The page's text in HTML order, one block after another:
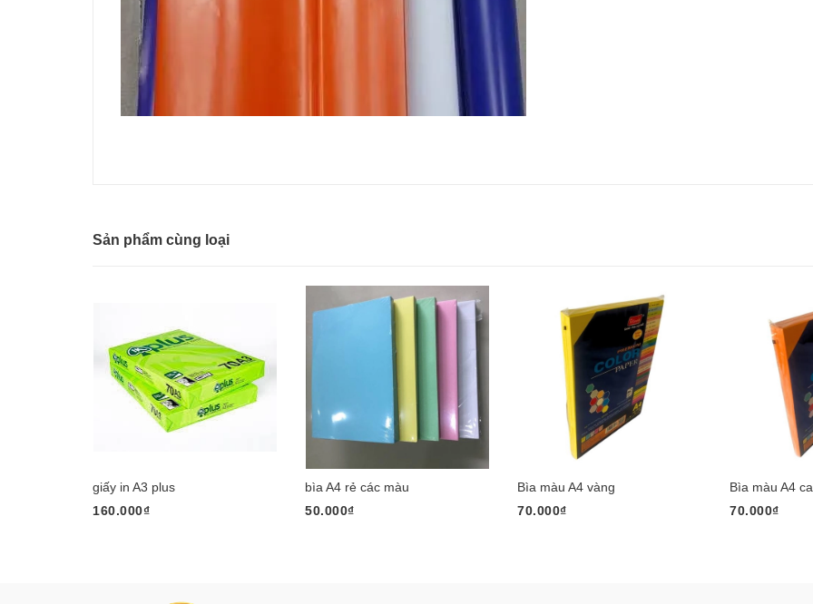
Sản phẩm cùng loại
giấy in A3 plus
160.000₫
bìa A4 rẻ các màu
50.000₫
Bìa màu A4 vàng
70.000₫
Bìa màu A4
70.000₫